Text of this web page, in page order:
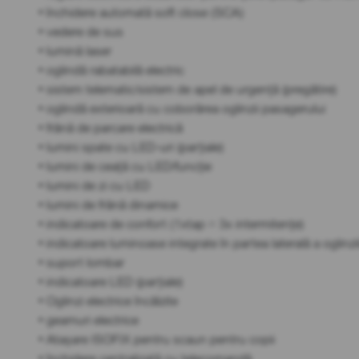
• închidere automată soft close (SCA)
• vedere de sus
• lumină laser
• oglindă rabatabilă electric
• sistem telematic/sistem de apel de urgență (pregătire)
• oglindă exterioară cu coborârea oglinzii pasagerului
• frână de parcare electrică
• lumini spate cu LED-uri (parțiale)
• lumini de ceață cu LED/funcție
• lumini de zi cu LED
• lumini de frână dinamice
• indicatoare de confort (1xtap = 3x intermitențe)
• indicatoare luminoase integrate în partea laterală a
• suport lombar
• indicatoare LED (parțiale)
• Oglinzi electrice încălzite
• geamuri electrice
• Atașare ISOFIX pentru scaun pentru copii